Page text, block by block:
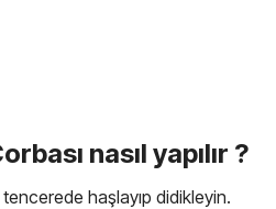
nasıl yapılır ?
haşlayıp didikleyin.